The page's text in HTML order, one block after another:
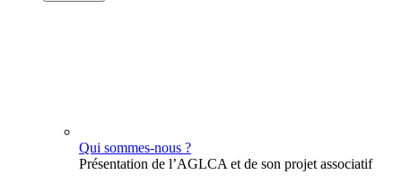
Qui sommes-nous ?
Présentation de l’AGLCA et de son projet associatif